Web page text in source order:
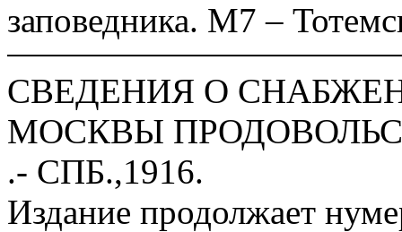
заповедника. М7 –
СВЕДЕНИЯ О
МОСКВЫ
.- СПБ.,1916.
Издание продолжает